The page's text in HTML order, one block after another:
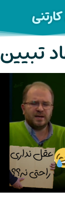
تبیین